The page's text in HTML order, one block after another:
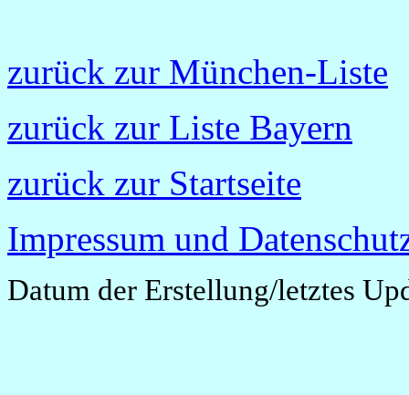
zurück zur München-Liste
zurück zur Liste Bayern
zurück zur Startseite
Impressum und
Datum der Erstellung/letztes